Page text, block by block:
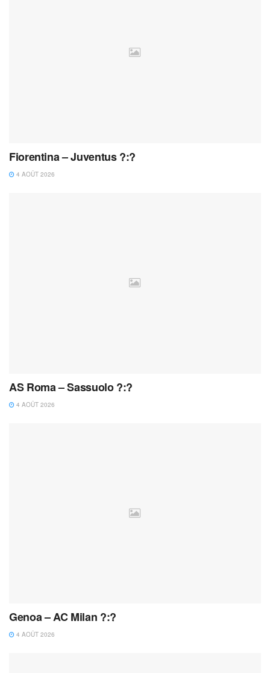
Fiorentina – Juventus ?:?
4 AOÛT 2026
AS Roma – Sassuolo ?:?
4 AOÛT 2026
Genoa – AC Milan ?:?
4 AOÛT 2026